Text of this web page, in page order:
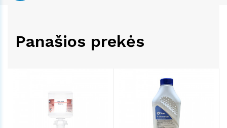
Panašios prekės